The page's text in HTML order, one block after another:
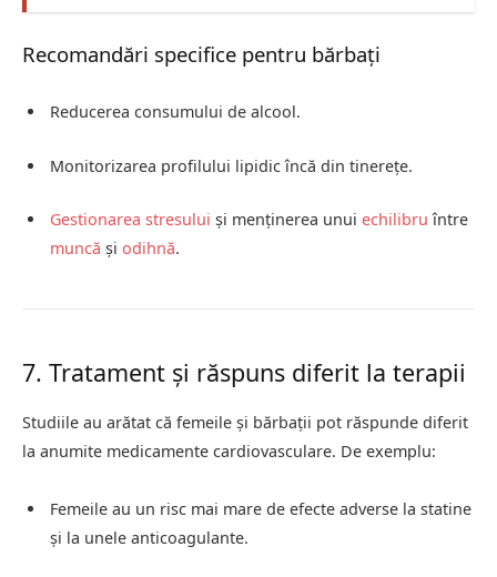
Recomandări specifice pentru bărbați
Reducerea consumului de alcool.
Monitorizarea profilului lipidic încă din tinerețe.
Gestionarea stresului și menținerea unui echilibru între
muncă și odihnă.
7. Tratament și răspuns diferit la terapii
Studiile au arătat că femeile și bărbații pot răspunde diferit
la anumite medicamente cardiovasculare. De exemplu:
Femeile au un risc mai mare de efecte adverse la statine
și la unele anticoagulante.